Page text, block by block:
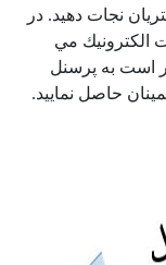
نجات دهيد. در
الكترونيك مي
است به پرسنل
حاصل نماييد.